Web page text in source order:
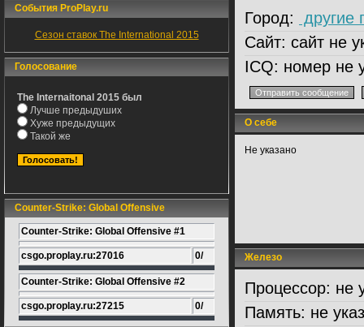
События ProPlay.ru
Сезон ставок The International 2015
Голосование
The Internaitonal 2015 был
Лучше предыдуших
Хуже предыдущих
Такой же
Counter-Strike: Global Offensive
Counter-Strike: Global Offensive #1
csgo.proplay.ru:27016 0/
Counter-Strike: Global Offensive #2
csgo.proplay.ru:27215 0/
Город:
другие
Сайт: сайт не
ICQ: номер не
О себе
Не указано
Железо
Процессор: не
Память: не